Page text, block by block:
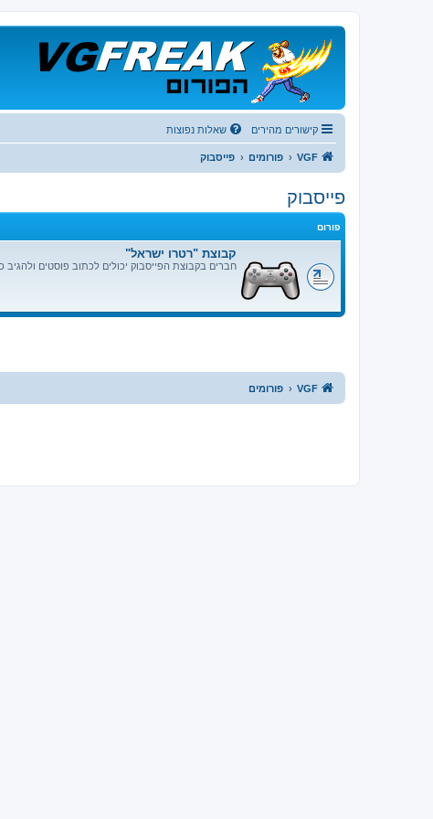
קישורים מהירים שאלות נפוצות
VGF פורומים פייסבוק
פייסבוק
פורום
קבוצת "רטרו ישראל"
חברים בקבוצת הפייסבוק יכולים לכתוב פוסטים ולהגיב
VGF פורומים